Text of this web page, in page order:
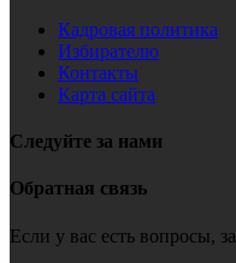
Кадровая политика
Избирателю
Контакты
Карта сайта
Следуйте за нами
Обратная связь
Если у вас есть вопросы,